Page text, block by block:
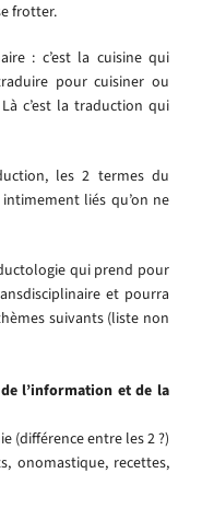
frotter.
: c’est la cuisine qui
pour cuisiner ou
c’est la traduction qui
les 2 termes du
liés qu’on ne
qui prend pour
et pourra
suivants (liste non
l’information et de la
(différence entre les 2 ?)
onomastique, recettes,